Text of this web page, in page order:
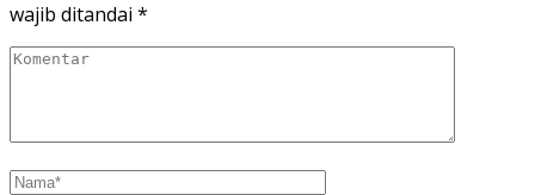
wajib ditandai *